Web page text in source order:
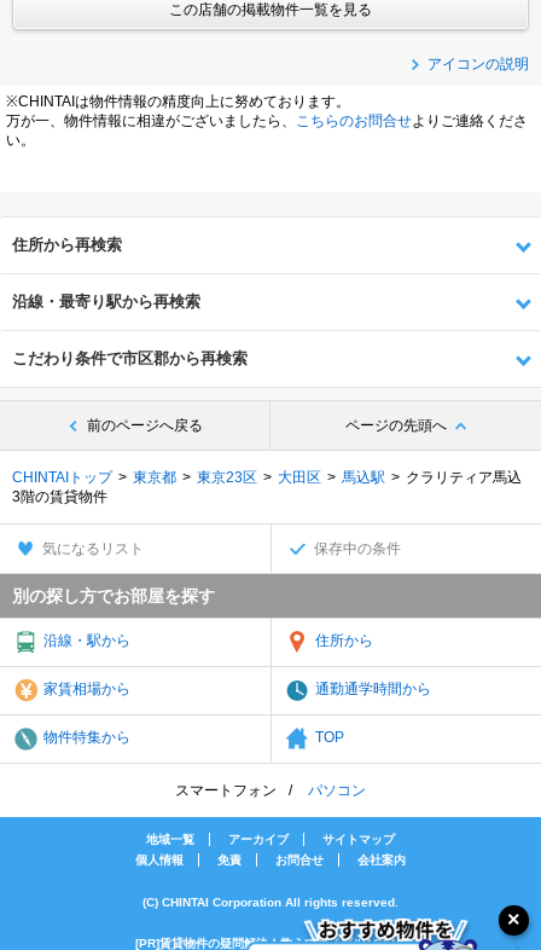
この店舗の掲載物件一覧を見る
アイコンの説明
※CHINTAIは物件情報の精度向上に努めております。
万が一、物件情報に相違がございましたら、
こちらのお問合せよりご連絡くださ
い。
住所から再検索
沿線・最寄り駅から再検索
こだわり条件で市区郡から再検索
前のページへ戻る ページの先頭へ
CHINTAIトップ 東京都 東京23区 大田区 馬込駅
クラリティア馬込
3階の賃貸物件
気になるリスト 保存中の条件
別の探し方でお部屋を探す
沿線・駅から 住所から
家賃相場から 通勤通学時間から
物件特集から TOP
スマートフォン パソコン
地域一覧 アーカイブ
サイトマップ
個人情報
免責 お問合せ 会社案内
(C) CHINTAI Corporation All rights reserved.
[PR]賃貸物件の疑問解決！教えてエイブルAGENT